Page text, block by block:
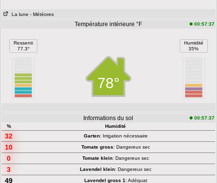
La lune - Météores
Température intérieure °F 00:57:37
Ressenti
77.3°
78°
Humidité
35%
Informations du sol
00:57:37
%
Humidité
32 Garten: Irrigation nécessaire
10 Tomate gross: Dangereux sec
0 Tomate klein: Dangereux sec
3 Lavendel klein: Dangereux sec
49 Lavendel gross 1 : Adéquat